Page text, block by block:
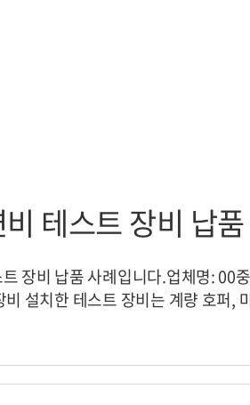
테스트 장비 납
장비 납품 사례입니다.업체명: 00
비 설치한 테스트 장비는 계량 호퍼,
에 1,000kg 벙커 A유를 투입하여,
는 연료를 계산하는 방식으로 사용